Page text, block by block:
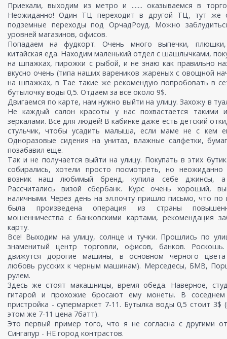
Приехали, выходим из метро и ....... оказываемся в
Неожиданно! Один ТЦ переходит в другой ТЦ, тут же
подземные переходы под ОрчадРоуд. Можно
уровней магазинов, офисов.
Попадаем на фудкорт. Очень много выпечки,
китайская еда. Находим маленький отдел с шашлычками,
на шпажках, пирожки с рыбой, и не знаю как правильно
вкусно очень (типа наших вареников жареных с овощной
на шпажках, в Тае такие же рекомендую попробовать в
бутылочку воды 0,5. Отдаем за все около 9$.
Двигаемся по карте, нам нужно выйти на улицу. Захожу в
Не каждый салон красоты у нас похвастается такими
зеркалами. Все для людей! В кабинке даже есть детский
стульчик, чтобы усадить малыша, если маме не с кем
Одноразовые сидения на унитаз, влажные салфетки,
позабавил еще.
Так и не получается выйти на улицу. Покупать в этих
собирались, хотели просто посмотреть, но
возник наш любимый бренд, купила себе джинсы,
Рассчитались визой сбербанк. Курс очень хороший,
наличными. Через день на эл.почту пришло письмо, что по
была произведена операция из страны
мошенничества с банковскими картами, рекомендация
карту.
Все! Выходим на улицу, солнце и тучки. Прошлись по
знаменитый центр торговли, офисов, банков.
движутся дорогие машины, в основном черного цвета
любовь русских к черным машинам). Мерседесы, БМВ,
рулем.
Здесь же стоят макашницы, время обеда. Наверное,
гитарой и прохожие бросают ему монеты. В соседнем
пристройка - супермаркет 7-11. Бутылка воды 0,5 стоит 3$
этом же 7-11 цена 7батт).
Это первый пример того, что я не согласна с другими
Сингапур - НЕ город контрастов.